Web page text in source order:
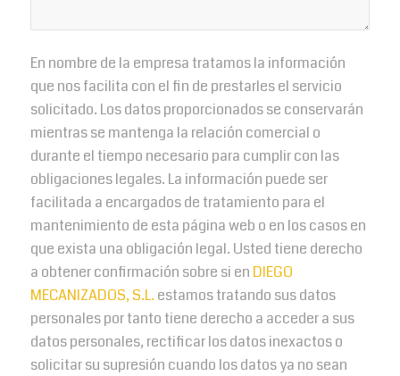
En nombre de la empresa tratamos la información
que nos facilita con el fin de prestarles el servicio
solicitado. Los datos proporcionados se conservarán
mientras se mantenga la relación comercial o
durante el tiempo necesario para cumplir con las
obligaciones legales. La información puede ser
facilitada a encargados de tratamiento para el
mantenimiento de esta página web o en los casos en
que exista una obligación legal. Usted tiene derecho
a obtener confirmación sobre si en DIEGO
MECANIZADOS, S.L. estamos tratando sus datos
personales por tanto tiene derecho a acceder a sus
datos personales, rectificar los datos inexactos o
solicitar su supresión cuando los datos ya no sean